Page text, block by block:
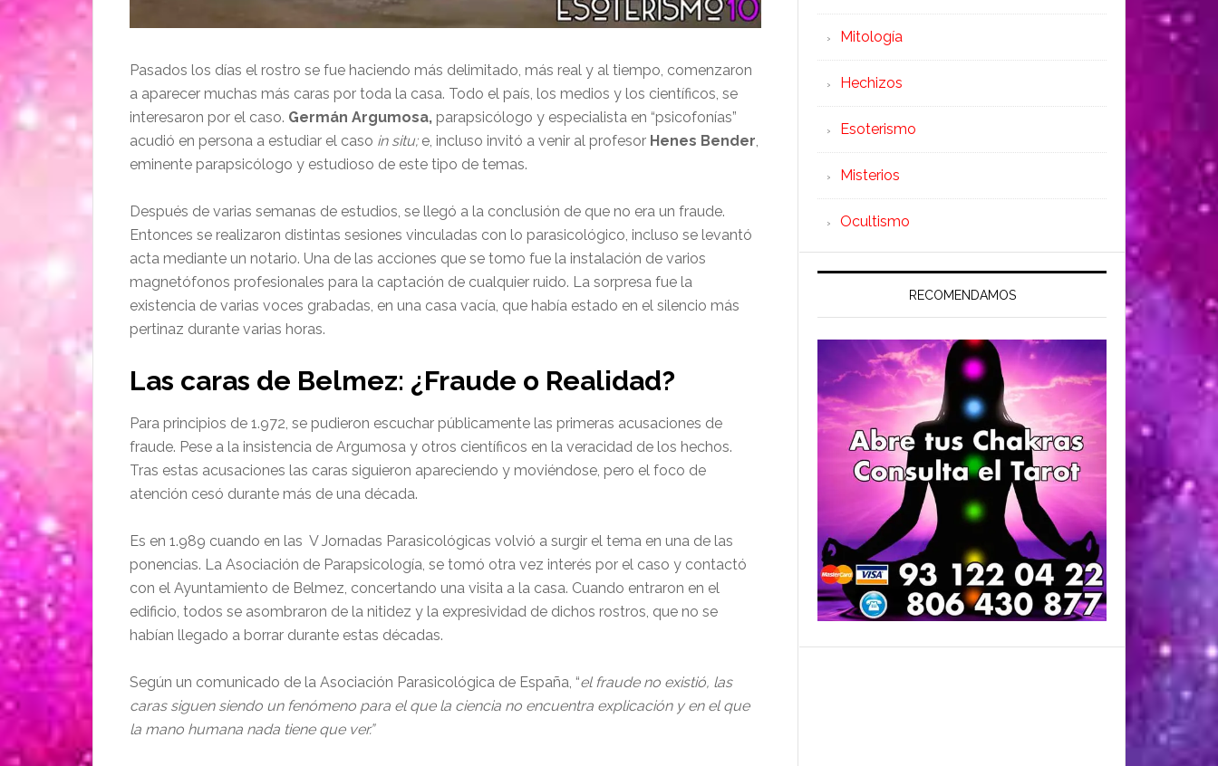
Pasados los días el rostro se fue haciendo más delimitado, más real y al tiempo, comenzaron
a aparecer muchas más caras por toda la casa. Todo el país, los medios y los científicos, se
interesaron por el caso. Germán Argumosa, parapsicólogo y especialista en “psicofonías”
acudió en persona a estudiar el caso in situ; e, incluso invitó a venir al profesor Henes Bender,
eminente parapsicólogo y estudioso de este tipo de temas.
Después de varias semanas de estudios, se llegó a la conclusión de que no era un fraude.
Entonces se realizaron distintas sesiones vinculadas con lo parasicológico, incluso se levantó
acta mediante un notario. Una de las acciones que se tomo fue la instalación de varios
magnetófonos profesionales para la captación de cualquier ruido. La sorpresa fue la
existencia de varias voces grabadas, en una casa vacía, que había estado en el silencio más
pertinaz durante varias horas.
Las caras de Belmez: ¿Fraude o Realidad?
Para principios de 1.972, se pudieron escuchar públicamente las primeras acusaciones de
fraude. Pese a la insistencia de Argumosa y otros científicos en la veracidad de los hechos.
Tras estas acusaciones las caras siguieron apareciendo y moviéndose, pero el foco de
atención cesó durante más de una década.
Es en 1.989 cuando en las V Jornadas Parasicológicas volvió a surgir el tema en una de las
ponencias. La Asociación de Parapsicología, se tomó otra vez interés por el caso y contactó
con el Ayuntamiento de Belmez, concertando una visita a la casa. Cuando entraron en el
edificio, todos se asombraron de la nitidez y la expresividad de dichos rostros, que no se
habían llegado a borrar durante estas décadas.
Según un comunicado de la Asociación Parasicológica de España, “el fraude no existió, las
caras siguen siendo un fenómeno para el que la ciencia no encuentra explicación y en el que
la mano humana nada tiene que ver.”
Mitología
Hechizos
Esoterismo
Misterios
Ocultismo
RECOMENDAMOS